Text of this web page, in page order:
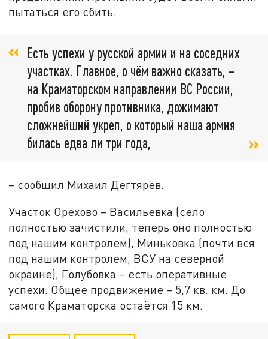
пытаться его сбить.
Есть успехи у русской армии и на соседних
участках. Главное, о чём важно сказать, –
на Краматорском направлении ВС России,
пробив оборону противника, дожимают
сложнейший укреп, о который наша армия
билась едва ли три года,
– сообщил Михаил Дегтярёв.
Участок Орехово – Васильевка (село
полностью зачистили, теперь оно полностью
под нашим контролем), Миньковка (почти вся
под нашим контролем, ВСУ на северной
окраине), Голубовка – есть оперативные
успехи. Общее продвижение – 5,7 кв. км. До
самого Краматорска остаётся 15 км.